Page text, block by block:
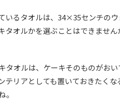
いるタオルは、34×35センチの
タオルかを選ぶことはできませ
タオルは、ケーキそのものがお
テリアとしても置いておきたく
。